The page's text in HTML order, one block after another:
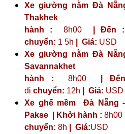
Xe giường nằm Đà
hành : 8h00 | Đến :
chuyển: 1 5h Giá: USD
Xe giường nằm Đà
hành : 8h00|
di chuyển: 12h Giá: USD
Xe ghế mềm Đà Nẵng
Pakse | Khởi hành : 8h00
chuyển: 8h Giá:USD